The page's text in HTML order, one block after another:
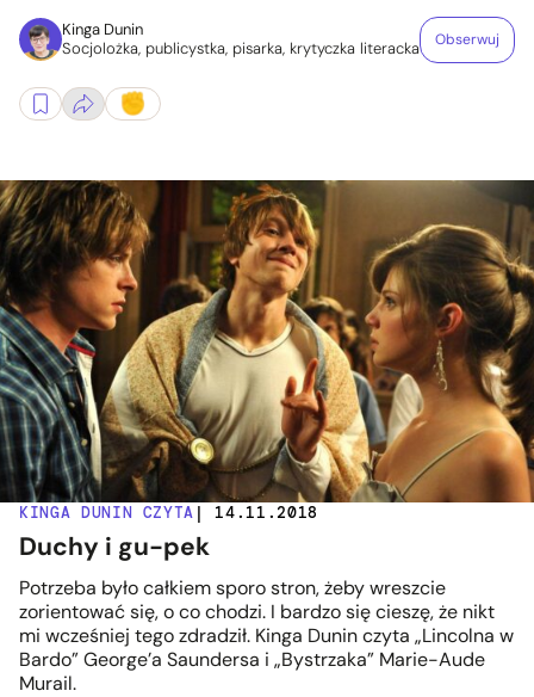
Kinga Dunin
Socjolożka, publicystka, pisarka, krytyczka literacka
Obserwuj
KINGA DUNIN CZYTA | 14.11.2018
Duchy i gu-pek
Potrzeba było całkiem sporo stron, żeby wreszcie
zorientować się, o co chodzi. I bardzo się cieszę, że nikt
mi wcześniej tego zdradził. Kinga Dunin czyta „Lincolna w
Bardo” George’a Saundersa i „Bystrzaka” Marie-Aude
Murail.